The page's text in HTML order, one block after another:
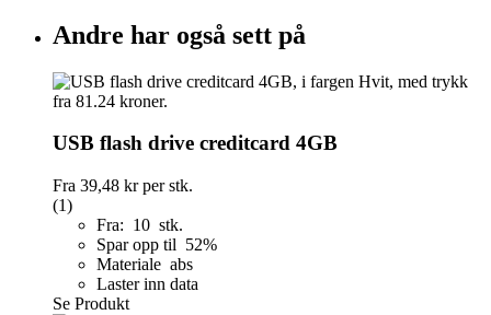
Andre har også sett på
USB flash drive creditcard 4GB
Fra 39,48 krper stk.
(1)
Fra: 10 stk.
Spar opp til 52%
Materiale abs
Laster inn data
Se Produkt